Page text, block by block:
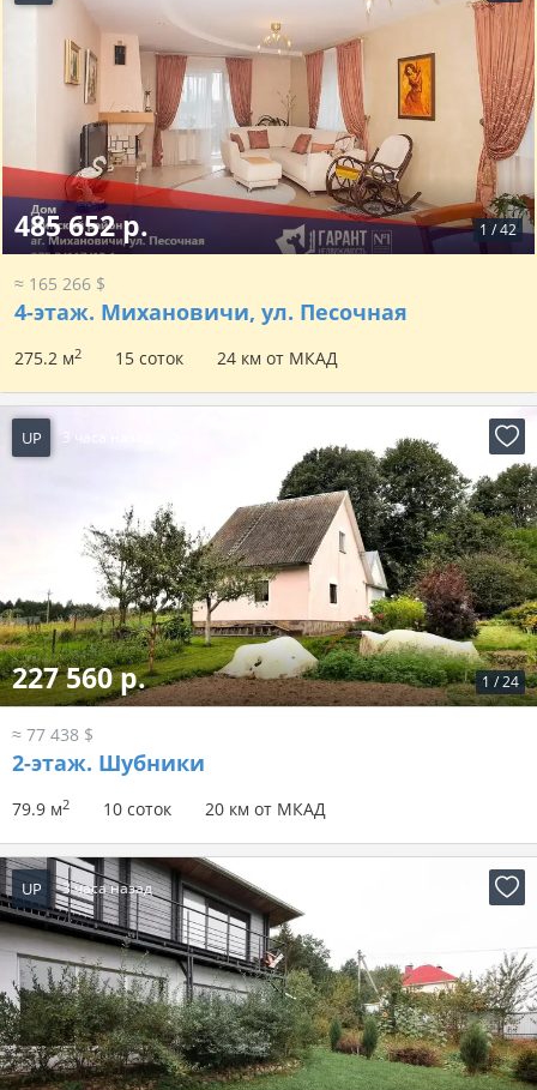
1 /42
485 652 р.
≈ 165 266 $
4-этаж. Михановичи, ул. Песочная
275.2 м2 15 соток 24 км от МКАД
UP 3 часа назад
1 /24
227 560 р.
≈ 77 438 $
2-этаж. Шубники
79.9 м2 10 соток 20 км от МКАД
UP 3 часа назад